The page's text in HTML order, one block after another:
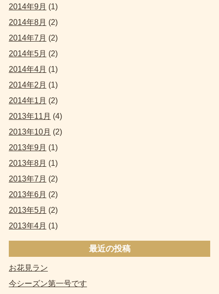
2014年9月 (1)
2014年8月 (2)
2014年7月 (2)
2014年5月 (2)
2014年4月 (1)
2014年2月 (1)
2014年1月 (2)
2013年11月 (4)
2013年10月 (2)
2013年9月 (1)
2013年8月 (1)
2013年7月 (2)
2013年6月 (2)
2013年5月 (2)
2013年4月 (1)
最近の投稿
お花見ラン
今シーズン第一号です